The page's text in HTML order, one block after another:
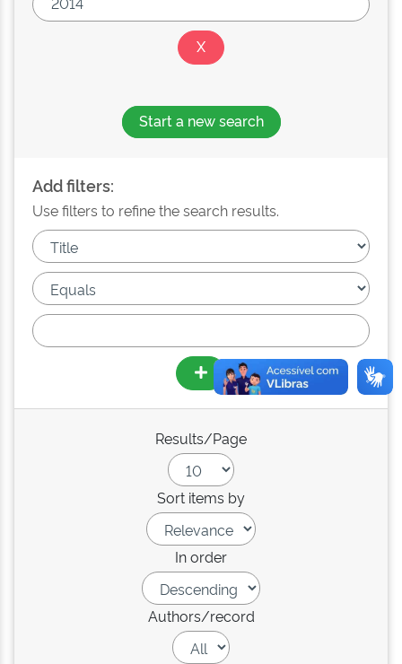
Start a new search
Add filters:
Use filters to refine the search results.
Results/Page
Sort items by
In order
Authors/record